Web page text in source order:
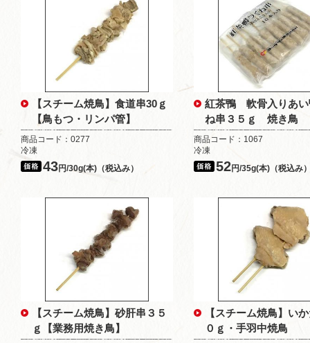
【スチーム焼鳥】食道串30ｇ
【鳥もつ・リンパ管】
商品コード：0277
冷凍
43円/30g(本)（税込み）
紅茶鴨 軟骨入りあい
ね串３５ｇ 焼き鳥
商品コード：1067
冷凍
52円/35g(本)（税込み
【スチーム焼鳥】砂肝串３５
ｇ【業務用焼き鳥】
【スチーム焼鳥】い
０ｇ・手羽中焼鳥